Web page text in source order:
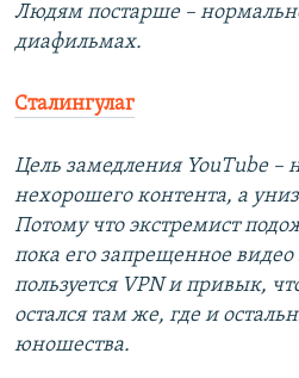
Людям постарше –
диафильмах.
Сталингулаг
Цель замедления YouTube –
нехорошего контента, а
Потому что экстремист
пока его запрещенное видео
пользуется VPN и привык,
остался там же, где и
юношества.